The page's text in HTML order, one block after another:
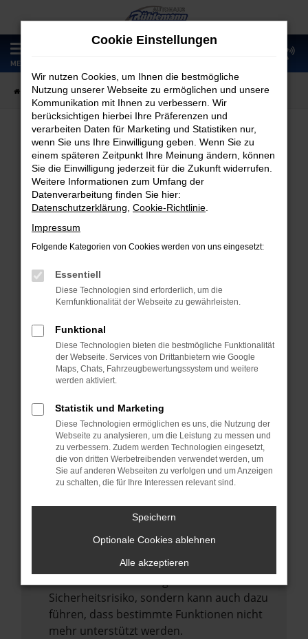
Zum
Hauptinhalt
springen
MENÜ
Startseite Fahrzeugangebote Fahrzeugmarkt
Fahrzeugmarkt
Fehler: Network Error
Beim Laden ist ein Fehler aufgetreten.
Hier sind ein paar Tipps, die dir helfen können:
Überprüfe deine Firewall und deine
Laden andere Webseiten, zum Beispiel
deine Suchmaschine?
Prüfe deine Browsererweiterungen.
Manche Erweiterungen, wie Werbeblocker,
können das Laden bestimmter Seiten
verhindern. Funktioniert die Seite in einem
anderen Browser oder in einem privaten
Fenster?
Starte dein Gerät neu.
vorübergehende Probleme zu beheben.
Betriebssystem auf dem neuesten Stand
Veraltete Software birgt nicht nur ein
Sicherheitsrisiko, sondern kann auch dazu
führen, dass bestimmte Funktionen nicht
mehr unterstützt werden.
Cookie Einstellungen
Wir nutzen Cookies, um Ihnen die bestmögliche
Nutzung unserer Webseite zu ermöglichen und unsere
Kommunikation mit Ihnen zu verbessern. Wir
berücksichtigen hierbei Ihre Präferenzen und
verarbeiten Daten für Marketing und Statistiken nur,
wenn Sie uns Ihre Einwilligung geben. Wenn Sie zu
einem späteren Zeitpunkt Ihre Meinung ändern, können
Sie die Einwilligung jederzeit für die Zukunft widerrufen.
Weitere Informationen zum Umfang der
Datenverarbeitung finden Sie hier:
Datenschutzerklärung Cookie-Richtlinie
Impressum
Folgende Kategorien von Cookies werden von uns eingesetzt:
Essentiell
Diese Technologien sind erforderlich, um die
Kernfunktionalität der Webseite zu gewährleisten.
Funktional
Diese Technologien bieten die bestmögliche Funktionalität
der Webseite. Services von Drittanbietern wie Google
Maps, Chats, Fahrzeugbewertungssystem und weitere
werden aktiviert.
Statistik und Marketing
Diese Technologien ermöglichen es uns, die Nutzung der
Webseite zu analysieren, um die Leistung zu messen und
zu verbessern. Zudem werden Technologien eingesetzt,
die von dritten Werbetreibenden verwendet werden, um
Sie auf anderen Webseiten zu verfolgen und um Anzeigen
zu schalten, die für Ihre Interessen relevant sind.
Speichern
Optionale Cookies ablehnen
Alle akzeptieren